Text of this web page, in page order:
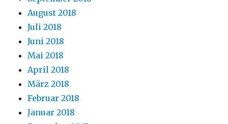
August 2018
Juli 2018
Juni 2018
Mai 2018
April 2018
März 2018
Februar 2018
Januar 2018